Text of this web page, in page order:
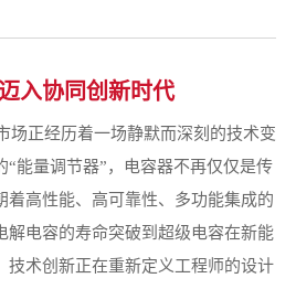
入协同创新时代
场正经历着一场静默而深刻的技术变
“能量调节器”，电容器不再仅仅是传
着高性能、高可靠性、多功能集成的
解电容的寿命突破到超级电容在新能
技术创新正在重新定义工程师的设计